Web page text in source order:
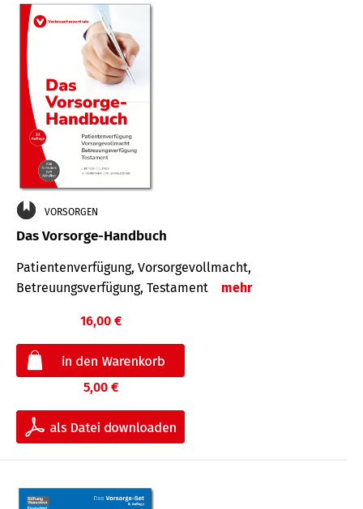
VORSORGEN
Das Vorsorge-Handbuch
Patientenverfügung, Vorsorgevollmacht,
Betreuungsverfügung, Testament
mehr
16,00 €
5,00 €